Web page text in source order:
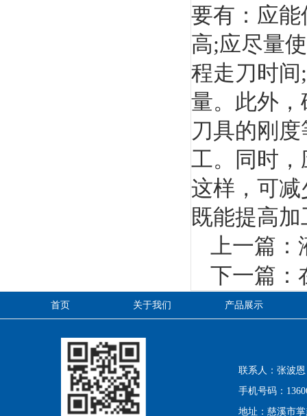
要有：应
高;应尽量
程走刀时
量。此外
刀具的刚
工。同时
这样，可
既能提高
上一篇：
下一篇：
首页 关于我们 产品展示
联系人：张波恩
手机号码：
地址：慈溪市